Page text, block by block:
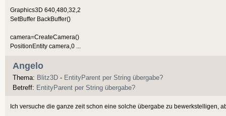
Graphics3D 640,480,32,2
SetBuffer BackBuffer()
camera=CreateCamera()
PositionEntity camera,0 ...
Angelo
Thema: Blitz3D - EntityParent per String übergabe?
Betreff: EntityParent per String übergabe?
Ich versuche die ganze zeit schon eine solche übergabe zu bewerkstelligen,